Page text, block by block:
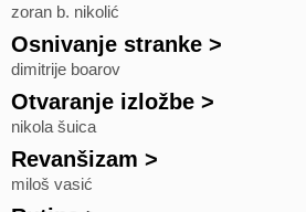
zoran b. nikolić
Osnivanje stranke >
dimitrije boarov
Otvaranje izložbe >
nikola šuica
Revanšizam >
miloš vasić